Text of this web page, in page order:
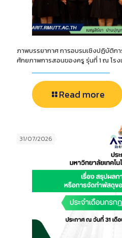
ภาพบรรยากาศ การอบรมเชิงปฏิบัติ
ศักยภาพการสอนของครู รุ่นที่ 1 ณ โร
Read more
31/07/2026